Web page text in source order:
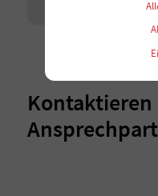
Kontaktieren